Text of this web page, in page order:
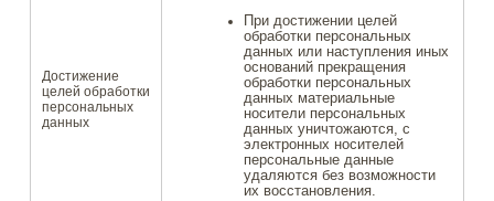
Достижение
целей обработки
персональных
данных
При достижении целей
обработки персональных
данных или наступления иных
оснований прекращения
обработки персональных
данных материальные
носители персональных
данных уничтожаются, с
электронных носителей
персональные данные
удаляются без возможности
их восстановления.